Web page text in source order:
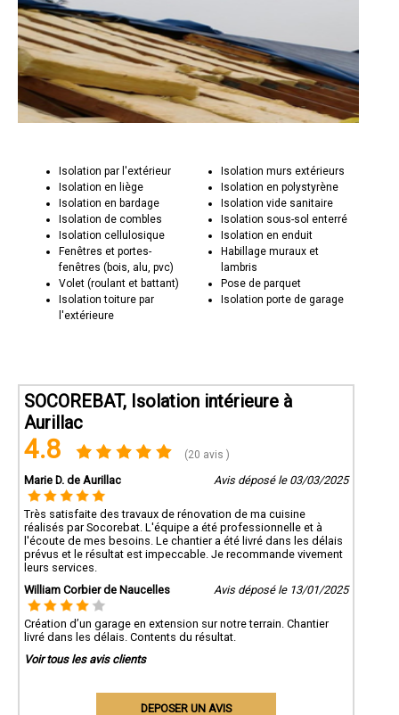
Isolation par l'extérieur
Isolation en liège
Isolation en bardage
Isolation de combles
Isolation cellulosique
Fenêtres et portes-
fenêtres (bois, alu, pvc)
Volet (roulant et battant)
Isolation toiture par
l'extérieure
Isolation murs extérieurs
Isolation en polystyrène
Isolation vide sanitaire
Isolation sous-sol enterré
Isolation en enduit
Habillage muraux et
lambris
Pose de parquet
Isolation porte de garage
SOCOREBAT, Isolation intérieure à
Aurillac
4.8 (20 avis )
Marie D. de Aurillac Avis déposé le 03/03/2025
Très satisfaite des travaux de rénovation de ma cuisine
réalisés par Socorebat. L'équipe a été professionnelle et à
l'écoute de mes besoins. Le chantier a été livré dans les délais
prévus et le résultat est impeccable. Je recommande vivement
leurs services.
William Corbier de Naucelles
Avis déposé le 13/01/2025
Création d’un garage en extension sur notre terrain. Chantier
livré dans les délais. Contents du résultat.
Voir tous les avis clients
DEPOSER UN AVIS